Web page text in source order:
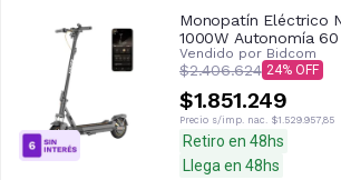
Monopatín Eléctrico
1000W Autonomía
Vendido por Bidcom
$2.406.624 24
$1.851.249
Precio s/imp. nac. $1.529.957,85
Retiro en 48hs
Llega en 48hs